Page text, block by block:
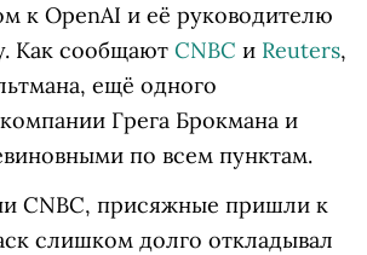
к OpenAI и её руководителю
Как сообщают CNBC и Reuters,
ещё одного
Грега Брокмана и
по всем пунктам.
CNBC, присяжные пришли к
слишком долго откладывал